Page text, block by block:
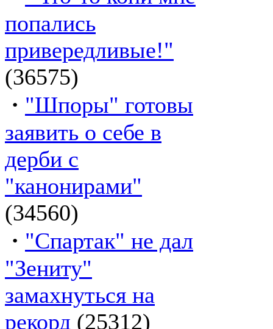
попались
привередливые!"
(36575)
· "Шпоры" готовы
заявить о себе в
дерби с
"канонирами"
(34560)
· "Спартак" не дал
"Зениту"
замахнуться на
рекорд (25312)